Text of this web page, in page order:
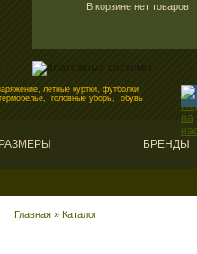
В корзине нет товаров
летные куртки, футболки
головные уборы, обувь
РАЗМЕРЫ БРЕНДЫ
Главная » Каталог